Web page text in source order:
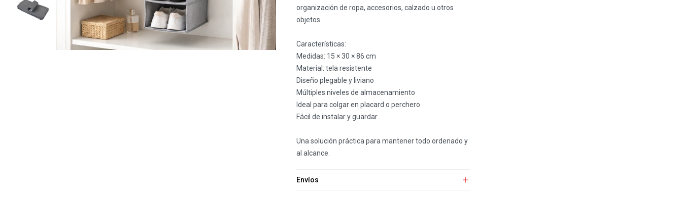
organización de ropa, accesorios, calzado u otros
objetos.
Características:
Medidas: 15 × 30 × 86 cm
Material: tela resistente
Diseño plegable y liviano
Múltiples niveles de almacenamiento
Ideal para colgar en placard o perchero
Fácil de instalar y guardar
Una solución práctica para mantener todo ordenado y
al alcance.
Envíos